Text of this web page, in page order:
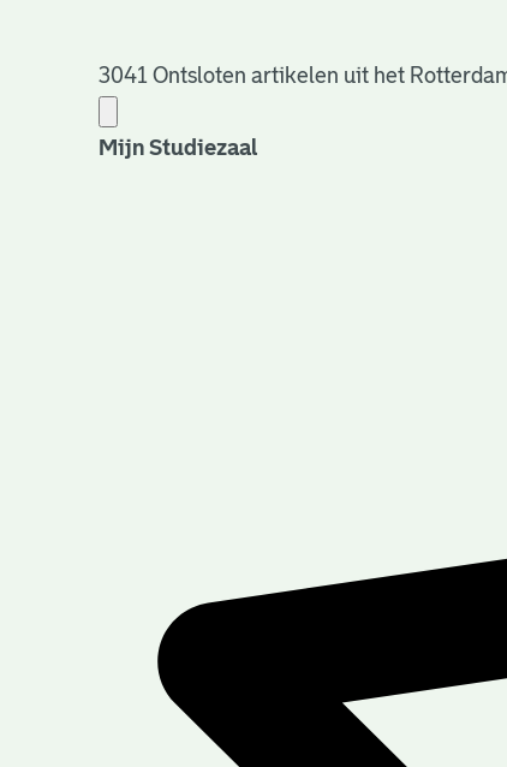
3041 Ontsloten artikelen uit het
Mijn Studiezaal